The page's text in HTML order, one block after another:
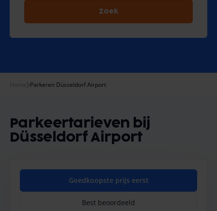
Zoek
Home Parkeren Düsseldorf Airport
Parkeertarieven bij
Düsseldorf Airport
Goedkoopste prijs eerst
Best beoordeeld